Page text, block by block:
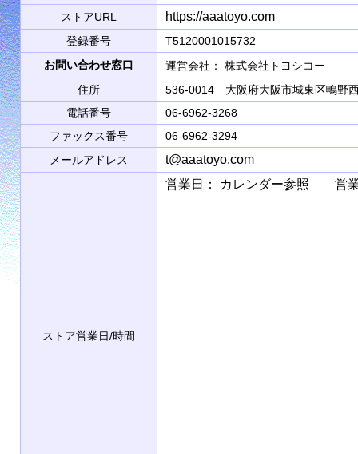
ストアURL
https://aaatoyo.com
登録番号
T5120001015732
お問い合わせ窓口
運営会社： 株式会社トヨシコ
住所
536-0014 大阪府大阪市城東区鴫野
電話番号
06-6962-3268
ファックス番号
06-6962-3294
メールアドレス
t@aaatoyo.com
ストア営業日/時間
営業日： カレンダー参照 営業